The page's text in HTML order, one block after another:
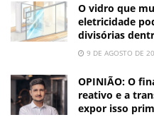
O vidro que
eletricidade
divisórias
9 DE AGOSTO DE
OPINIÃO: O
reativo e a
expor isso